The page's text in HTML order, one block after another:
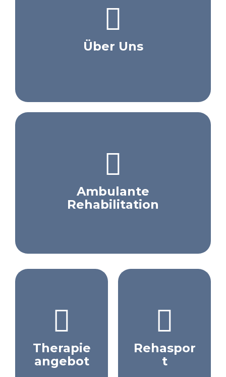
Über Uns
Ambulante
Rehabilitation
Therapie
angebot
Rehaspor
t